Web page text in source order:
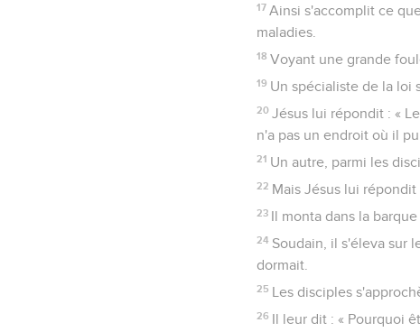
17 Ainsi s'accomplit ce
maladies.
18 Voyant une grande
19 Un spécialiste de la loi
20 Jésus lui répondit : «
n'a pas un endroit où il
21 Un autre, parmi les
22 Mais Jésus lui
23 Il monta dans la
24 Soudain, il s'éleva sur
dormait.
25 Les disciples
26
Il leur dit : « Pourquoi